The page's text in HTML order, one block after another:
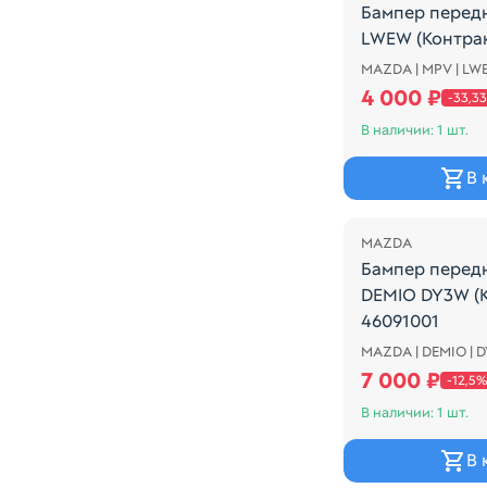
Бампер
LWEW
Mazda MPV
MAZDA | MPV |
4 000 ₽ -
В наличии: 1 шт.
В
Распродажа
MAZDA
Бампер
DEMIO DY3W
46091001
Mazda Demio
MAZDA | DEMIO |
7 000 ₽ -12,5%
В наличии: 1 шт.
В
Распродажа